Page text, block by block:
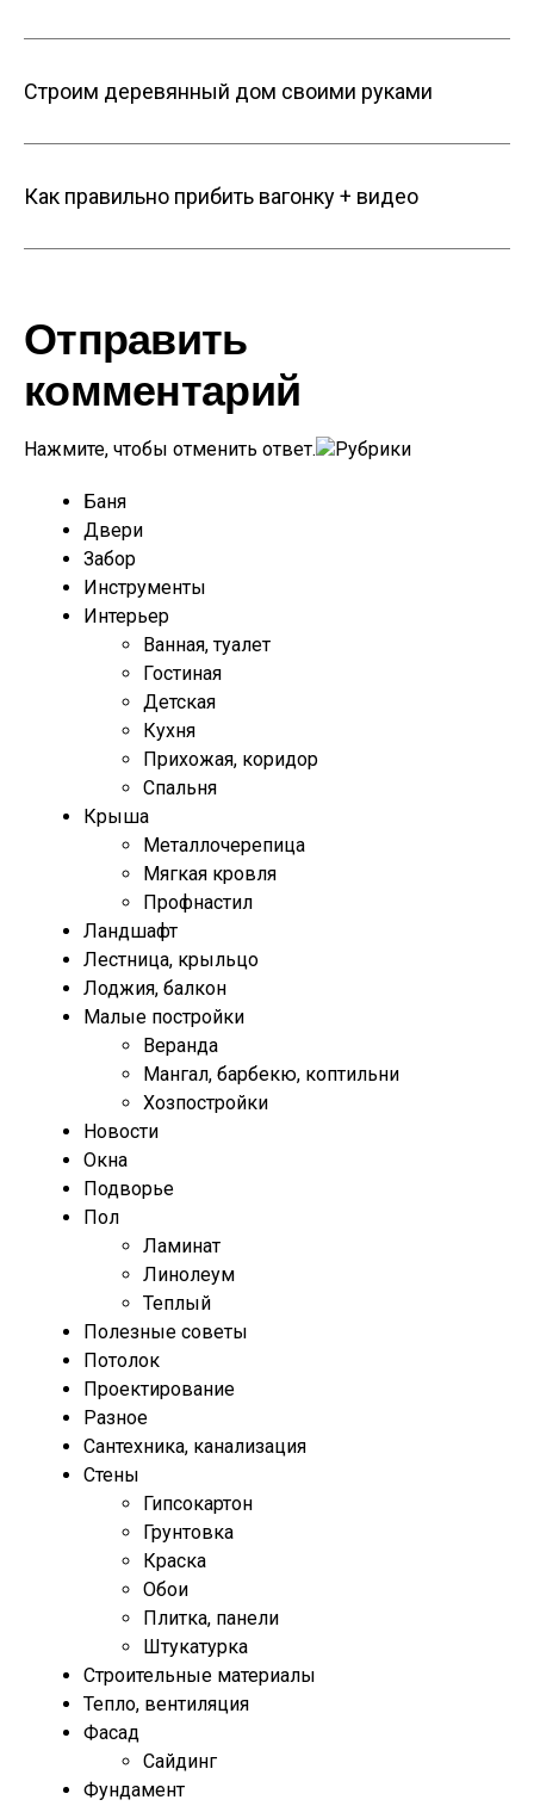
Строим деревянный дом своими руками
Как правильно прибить вагонку + видео
Отправить
комментарий
Нажмите, чтобы отменить ответ. Рубрики
Баня
Двери
Забор
Инструменты
Интерьер
Ванная, туалет
Гостиная
Детская
Кухня
Прихожая, коридор
Спальня
Крыша
Металлочерепица
Мягкая кровля
Профнастил
Ландшафт
Лестница, крыльцо
Лоджия, балкон
Малые постройки
Веранда
Мангал, барбекю, коптильни
Хозпостройки
Новости
Окна
Подворье
Пол
Ламинат
Линолеум
Теплый
Полезные советы
Потолок
Проектирование
Разное
Сантехника, канализация
Стены
Гипсокартон
Грунтовка
Краска
Обои
Плитка, панели
Штукатурка
Строительные материалы
Тепло, вентиляция
Фасад
Сайдинг
Фундамент